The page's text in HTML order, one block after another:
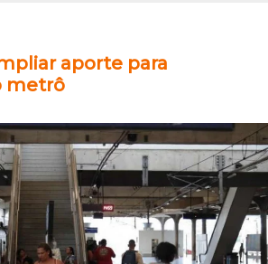
aporte para
metrô